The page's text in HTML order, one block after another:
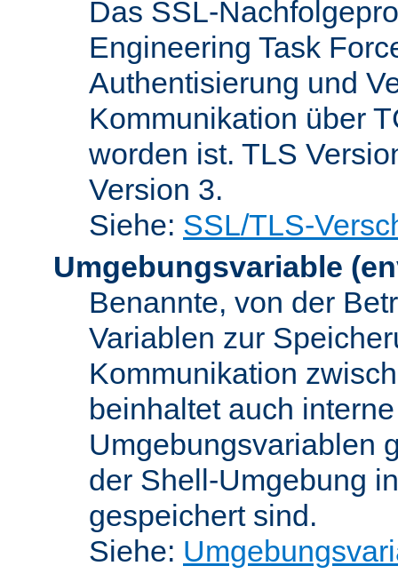
Das SSL-
Engineering Task
Authentisierung und
Kommunikation über
worden ist. TLS
Version 3.
Siehe: SSL/TLS-
Umgebungsvariable
Benannte, von der
Variablen zur
Kommunikation
beinhaltet auch
Umgebungsvariablen
der Shell-Umgebung
gespeichert sind.
Siehe: